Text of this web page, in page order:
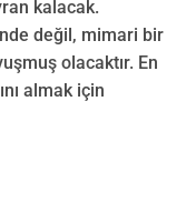
kalacak.
değil, mimari bir
olacaktır. En
almak için